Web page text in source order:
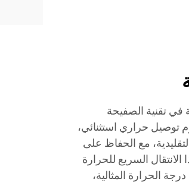
تقنية الصفيحة
توصيل حراري استثنائي،
الخزفية التقليدية، مع الحفاظ على
السريع للحرارة
الحرارة المثالية،